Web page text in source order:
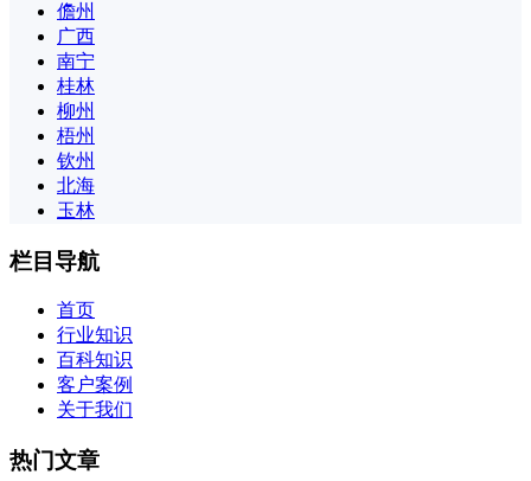
儋州
广西
南宁
桂林
柳州
梧州
钦州
北海
玉林
栏目导航
首页
行业知识
百科知识
客户案例
关于我们
热门文章